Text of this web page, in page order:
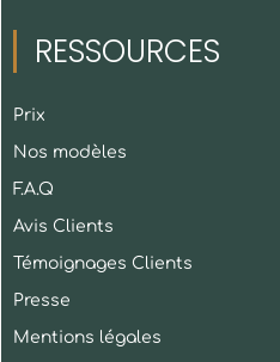
RESSOURCES
Prix
Nos modèles
F.A.Q
Avis Clients
Témoignages Clients
Presse
Mentions légales